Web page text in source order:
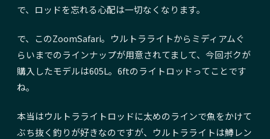
で、ロッドを忘れる心配は一切なくなります。
で、このZoomSafari。ウルトラライトからミディアムぐ
らいまでのラインナップが用意されてまして、今回ボクが
購入したモデルは605L。6ftのライトロッドってことです
ね。
本当はウルトラライトロッドに太めのラインで魚をかけて
ぶち抜く釣りが好きなのですが、ウルトラライトは鱒レン